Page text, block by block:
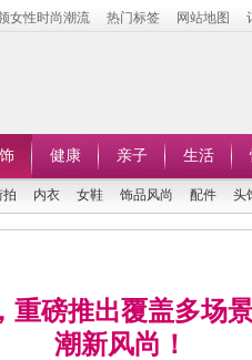
女性时尚潮流 热门标签 网站地图
健康 亲子 生活
拍 内衣 女鞋 饰品风尚 配件 头
重磅推出覆盖多场
潮新风尚！